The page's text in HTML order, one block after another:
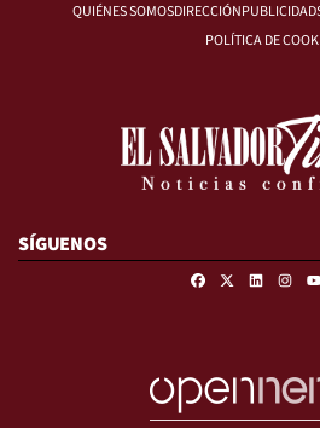
QUIÉNES SOMOSDIRECCIÓNPUBLICIDAD
POLÍTICA DE
SÍGUENOS
FacebookLinkedin